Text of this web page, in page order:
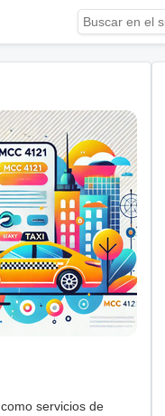
servicios de